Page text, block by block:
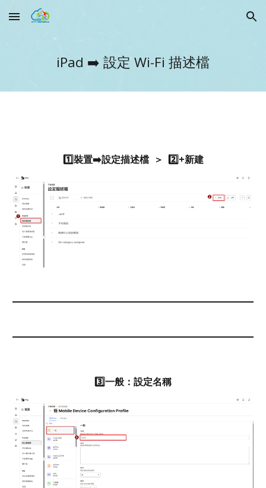
Skip to main content Skip to navigation
iPad ➡️ 設定 Wi-Fi 描述檔
1️⃣裝置➡️設定描述檔 ＞ 2️⃣+新建
3️⃣一般：設定名稱